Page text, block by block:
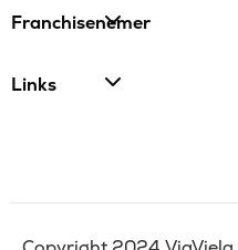
Franchisenemer
Links